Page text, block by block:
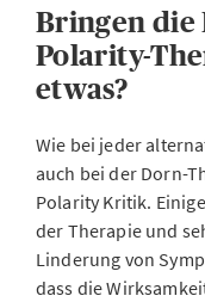
Bringen die
Polarity-
etwas?
Wie bei jeder
auch bei der Dorn-
Polarity Kritik.
der Therapie und
Linderung von
dass die